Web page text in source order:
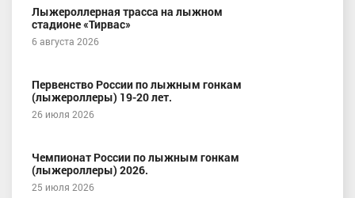
Лыжероллерная трасса на лыжном
стадионе «Тирвас»
6 августа 2026
Первенство России по лыжным гонкам
(лыжероллеры) 19-20 лет.
26 июля 2026
Чемпионат России по лыжным гонкам
(лыжероллеры) 2026.
25 июля 2026